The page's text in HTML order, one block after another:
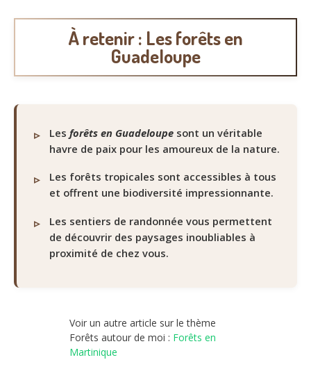
À retenir : Les forêts en
Guadeloupe
Les forêts en Guadeloupe sont un véritable
havre de paix pour les amoureux de la nature.
Les forêts tropicales sont accessibles à tous
et offrent une biodiversité impressionnante.
Les sentiers de randonnée vous permettent
de découvrir des paysages inoubliables à
proximité de chez vous.
Voir un autre article sur le thème
Forêts autour de moi : Forêts en
Martinique